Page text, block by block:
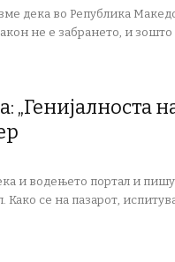
дека во Република
не е забрането, и зошто
„Генијалноста
и водењето портал и
се на пазарот,